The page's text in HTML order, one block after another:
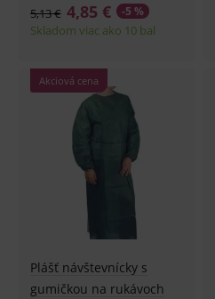
4,85 €
5,13 € -5 %
Skladom viac ako 10 bal
Akciová cena
Plášť návštevnícky s
gumičkou na rukávoch